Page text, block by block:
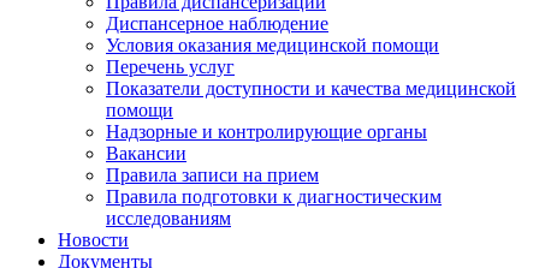
Диспансерное наблюдение
Условия оказания медицинской помощи
Перечень услуг
Показатели доступности и качества медицинской
помощи
Надзорные и контролирующие органы
Вакансии
Правила записи на прием
Правила подготовки к диагностическим
исследованиям
Новости
Документы